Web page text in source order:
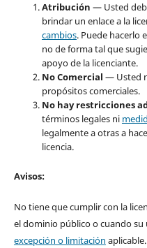
Atribución — Usted
brindar un enlace a la
cambios. Puede hacerlo
no de forma tal que
apoyo de la licenciante.
No Comercial — Usted
propósitos comerciales.
No hay restricciones
términos legales ni
legalmente a otras a
licencia.
Avisos:
No tiene que cumplir con la
el dominio público o cuando
excepción o limitación aplicable.